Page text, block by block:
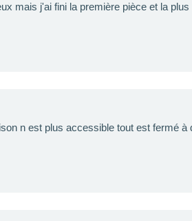
mais j'ai fini la première pièce et la
n est plus accessible tout est fermé